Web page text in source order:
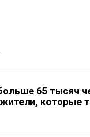
65 тысяч
которые